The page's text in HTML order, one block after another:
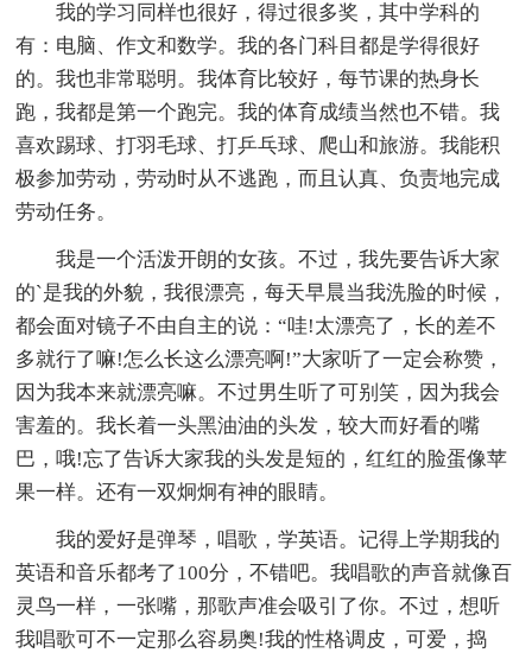
我的学习同样也很好，得过很多奖，其中学科的
有：电脑、作文和数学。我的各门科目都是学得很好
的。我也非常聪明。我体育比较好，每节课的热身长
跑，我都是第一个跑完。我的体育成绩当然也不错。我
喜欢踢球、打羽毛球、打乒乓球、爬山和旅游。我能积
极参加劳动，劳动时从不逃跑，而且认真、负责地完成
劳动任务。
我是一个活泼开朗的女孩。不过，我先要告诉大家
的`是我的外貌，我很漂亮，每天早晨当我洗脸的时候，
都会面对镜子不由自主的说：“哇!太漂亮了，长的差不
多就行了嘛!怎么长这么漂亮啊!”大家听了一定会称赞，
因为我本来就漂亮嘛。不过男生听了可别笑，因为我会
害羞的。我长着一头黑油油的头发，较大而好看的嘴
巴，哦!忘了告诉大家我的头发是短的，红红的脸蛋像苹
果一样。还有一双炯炯有神的眼睛。
我的爱好是弹琴，唱歌，学英语。记得上学期我的
英语和音乐都考了100分，不错吧。我唱歌的声音就像百
灵鸟一样，一张嘴，那歌声准会吸引了你。不过，想听
我唱歌可不一定那么容易奥!我的性格调皮，可爱，捣